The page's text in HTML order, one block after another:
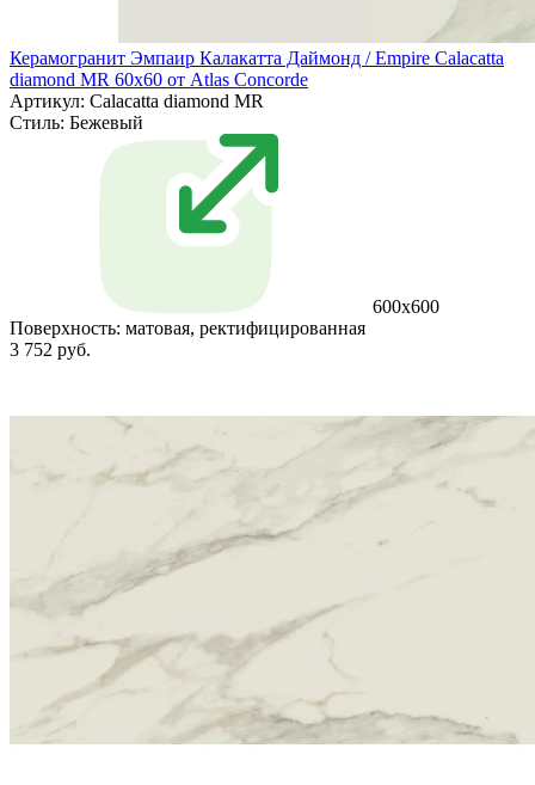
Керамогранит Эмпаир Калакатта Даймонд / Empire Calacatta
diamond MR 60x60 от Atlas Concorde
Артикул: Calacatta diamond MR
Стиль: Бежевый
600x600
Поверхность: матовая, ректифицированная
3 752 руб.